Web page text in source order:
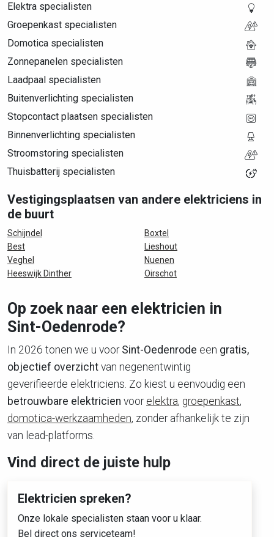
Elektra specialisten
Groepenkast specialisten
Domotica specialisten
Zonnepanelen specialisten
Laadpaal specialisten
Buitenverlichting specialisten
Stopcontact plaatsen specialisten
Binnenverlichting specialisten
Stroomstoring specialisten
Thuisbatterij specialisten
Vestigingsplaatsen van andere elektriciens in
de buurt
Schijndel
Best
Veghel
Heeswijk Dinther
Boxtel
Lieshout
Nuenen
Oirschot
Op zoek naar een elektricien in
Sint-Oedenrode?
In 2026 tonen we u voor Sint-Oedenrode een gratis,
objectief overzicht van negenentwintig
geverifieerde elektriciens. Zo kiest u eenvoudig een
betrouwbare elektricien voor elektra, groepenkast,
domotica-werkzaamheden, zonder afhankelijk te zijn
van lead-platforms.
Vind direct de juiste hulp
Elektricien spreken?
Onze lokale specialisten staan voor u klaar.
Bel direct ons serviceteam!